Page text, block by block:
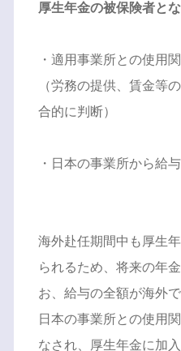
厚生年金の被保険者と
・適用事業所との使用
（労務の提供、賃金等
合的に判断）
・日本の事業所から給
海外赴任期間中も厚生
られるため、将来の年
お、給与の全額が海外
日本の事業所との使用
なされ、厚生年金に加